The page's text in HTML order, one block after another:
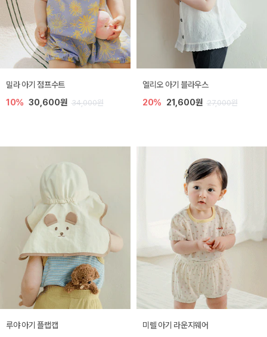
밀라 아기 점프수트
10% 30,600원 34,000원
엘리오 아기 블라우스
20% 21,600원 27,000원
루야 아기 플랩캡 미렐 아기 라운지웨어